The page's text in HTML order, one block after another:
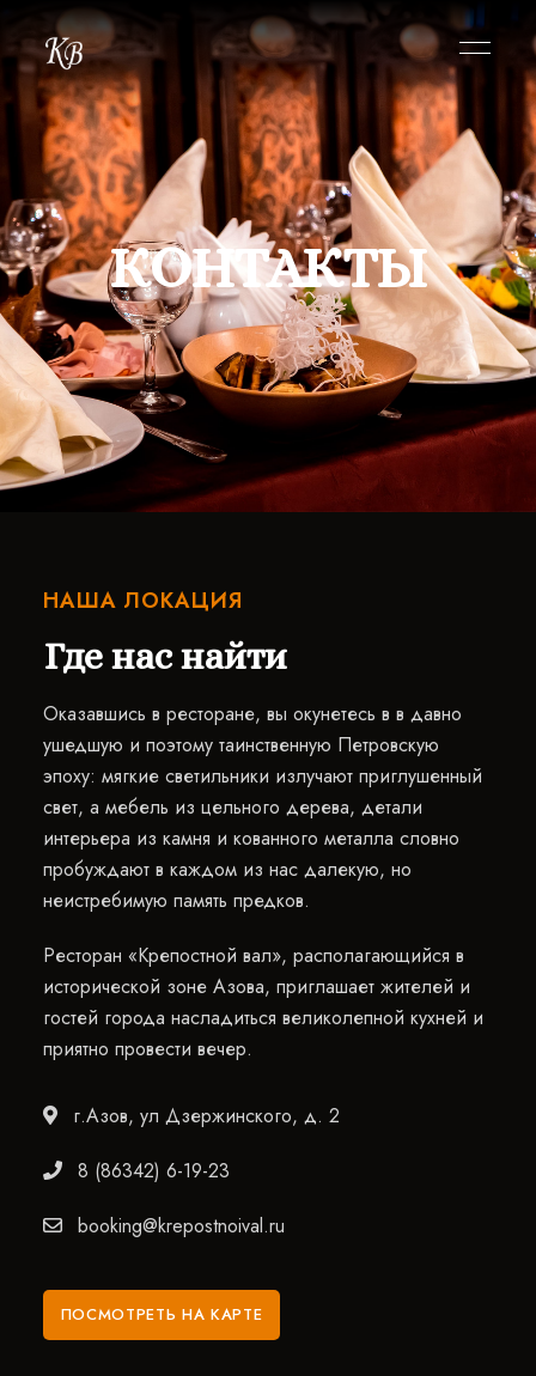
КОНТАКТЫ
НАША ЛОКАЦИЯ
Где нас найти
Оказавшись в ресторане, вы окунетесь в в давно
ушедшую и поэтому таинственную Петровскую
эпоху: мягкие светильники излучают приглушенный
свет, а мебель из цельного дерева, детали
интерьера из камня и кованного металла словно
пробуждают в каждом из нас далекую, но
неистребимую память предков.
Ресторан «Крепостной вал», располагающийся в
исторической зоне Азова, приглашает жителей и
гостей города насладиться великолепной кухней и
приятно провести вечер.
г.Азов, ул Дзержинского, д. 2
8 (86342) 6-19-23
booking@krepostnoival.ru
ПОСМОТРЕТЬ НА КАРТЕ